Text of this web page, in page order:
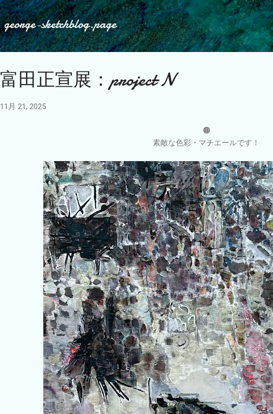
スキップしてメイン コンテンツに移動
george-sketchblog.page
富田正宣展：project N
11月 21, 2025
🟠
素敵な色彩・マチエールです！